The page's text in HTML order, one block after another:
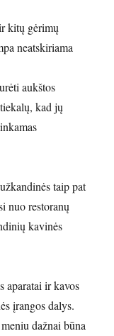
kitų gėrimų
neatskiriama
aukštos
kad jų
taip pat
nuo restoranų
kavinės
aparatai ir kavos
įrangos dalys.
dažnai būna